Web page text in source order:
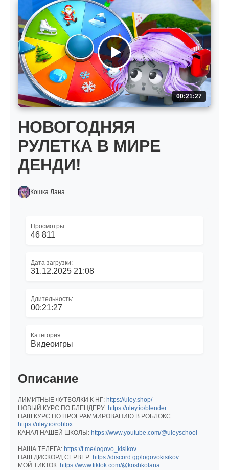
00:21:27
НОВОГОДНЯЯ
РУЛЕТКА В МИРЕ
ДЕНДИ!
Кошка Лана
Просмотры:
46 811
Дата загрузки:
31.12.2025 21:08
Длительность:
00:21:27
Категория:
Видеоигры
Описание
ЛИМИТНЫЕ ФУТБОЛКИ К НГ: https://uley.shop/
НОВЫЙ КУРС ПО БЛЕНДЕРУ: https://uley.io/blender
НАШ КУРС ПО ПРОГРАММИРОВАНИЮ В РОБЛОКС:
https://uley.io/roblox
КАНАЛ НАШЕЙ ШКОЛЫ: https://www.youtube.com/@uleyschool
НАША ТЕЛЕГА: https://t.me/logovo_kisikov
НАШ ДИСКОРД СЕРВЕР: https://discord.gg/logovokisikov
МОЙ ТИКТОК: https://www.tiktok.com/@koshkolana